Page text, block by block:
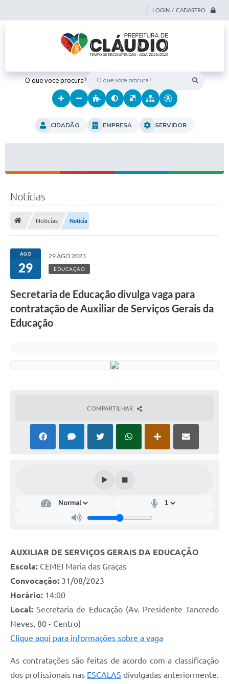
LOGIN / CADASTRO
O que voce procura?
CIDADÃO EMPRESA SERVIDOR
Notícias
Notícias Notícia
AGO
29
29 AGO 2023
EDUCAÇÃO
Secretaria de Educação divulga vaga para
contratação de Auxiliar de Serviços Gerais da
Educação
COMPARTILHAR
AUXILIAR DE SERVIÇOS GERAIS DA EDUCAÇÃO
Escola: CEMEI Maria das Graças
Convocação: 31/08/2023
Horário: 14:00
Local:Secretaria de Educação (Av. Presidente Tancredo
Neves, 80 - Centro)
Clique aqui para informações sobre a vaga
As contratações são feitas de acordo com a classificação
dos profissionais nas ESCALAS divulgadas anteriormente.